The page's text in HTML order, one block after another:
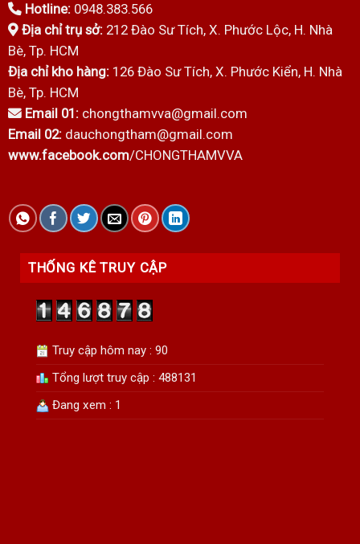
Hotline:0948.383.566
Địa chỉ trụ sở:212 Đào Sư Tích, X. Phước Lộc, H. Nhà
Bè, Tp. HCM
Địa chỉ kho hàng:126 Đào Sư Tích, X. Phước Kiển, H. Nhà
Bè, Tp. HCM
Email 01:chongthamvva@gmail.com
Email 02:dauchongtham@gmail.com
www.facebook.com/CHONGTHAMVVA
THỐNG KÊ TRUY CẬP
Truy cập hôm nay : 90
Tổng lượt truy cập : 488131
Đang xem : 1